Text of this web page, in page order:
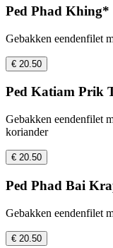
Ped Phad Khing*
Gebakken eendenfilet
€ 20.50
Ped Katiam Prik
Gebakken eendenfilet
koriander
€ 20.50
Ped Phad Bai
Gebakken eendenfilet
€ 20.50